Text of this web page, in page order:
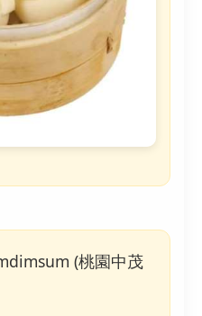
(桃園中茂